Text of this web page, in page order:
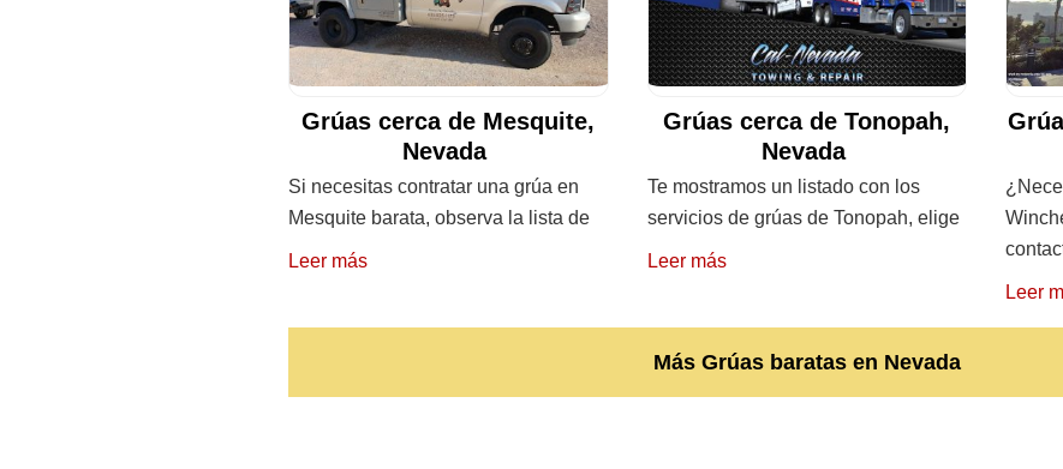
Grúas cerca de Mesquite,
Nevada
Si necesitas contratar una grúa en
Mesquite barata, observa la lista de
Leer más
Grúas cerca de Tonopah,
Nevada
Te mostramos un listado con los
servicios de grúas de Tonopah, elige
Leer más
Leer
Más Grúas baratas en Nevada